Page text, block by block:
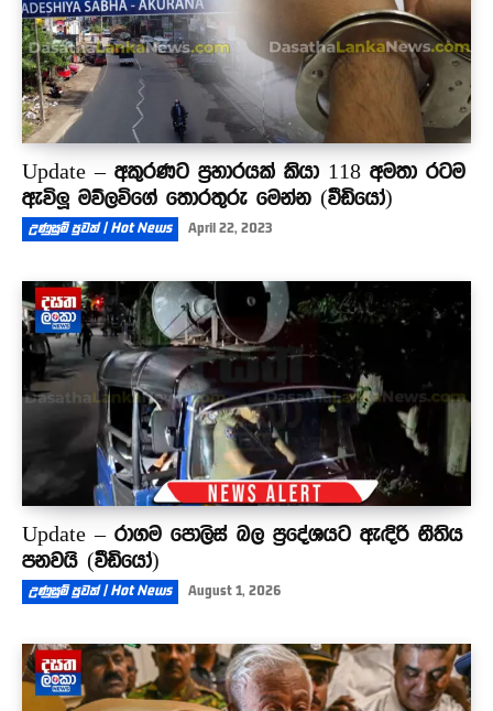
Update – අකුරණට ප්‍රහාරයක් කියා 118 අමතා රටම
ඇවිලූ මව්ලවිගේ තොරතුරු මෙන්න (වීඩියෝ)
උණුසුම් පුවත් | Hot News April 22, 2023
Update – රාගම පොලිස් බල ප්‍රදේශයට ඇඳිරි නීතිය
පනවයි (වීඩියෝ)
උණුසුම් පුවත් | Hot News August 1, 2026